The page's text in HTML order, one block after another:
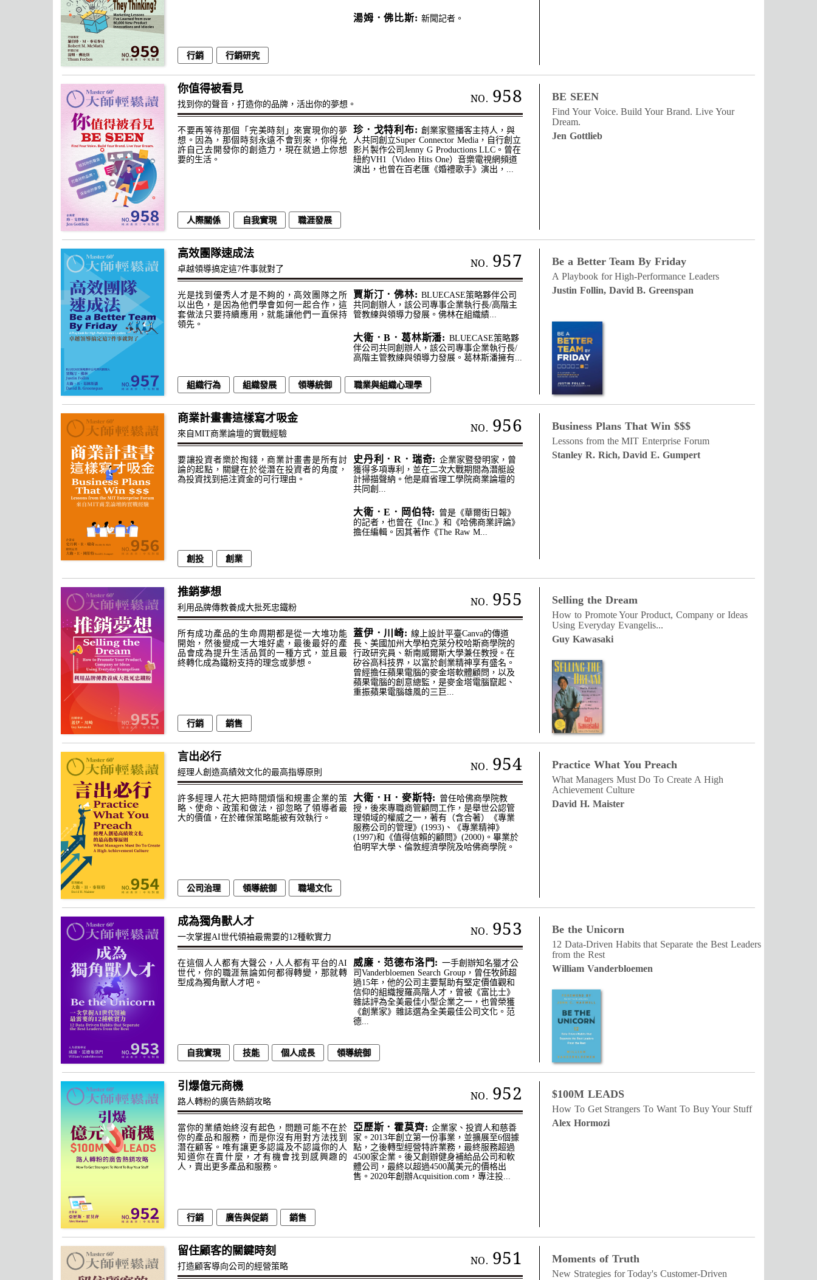
湯姆．佛比斯: 新聞記者。
行銷 行銷研究
你值得被看見
找到你的聲音，打造你的品牌，活出你的夢想。 NO. 958
不要再等待那個「完美時刻」來實現你的夢
想。因為，那個時刻永遠不會到來，你得允
許自己去開發你的創造力，現在就過上你想
要的生活。
珍．戈特利布: 創業家暨播客主持人，與
人共同創立Super Connector Media，自行創立
影片製作公司Jenny G Productions LLC。曾在
紐約VH1（Video Hits One）音樂電視網頻道
演出，也曾在百老匯《婚禮歌手》演出，...
人際關係 自我實現 職涯發展
BE SEEN
Find Your Voice. Build Your Brand. Live Your
Dream.
Jen Gottlieb
高效團隊速成法
卓越領導搞定這7件事就對了 NO. 957
光是找到優秀人才是不夠的，高效團隊之所
以出色，是因為他們學會如何一起合作，這
套做法只要持續應用，就能讓他們一直保持
領先。
賈斯汀．佛林: BLUECASE策略夥伴公司
共同創辦人，該公司專事企業執行長/高階主
管教練與領導力發展。佛林在組織績...
大衛．B．葛林斯潘: BLUECASE策略夥
伴公司共同創辦人，該公司專事企業執行長/
高階主管教練與領導力發展。葛林斯潘擁有...
組織行為 組織發展 領導統御 職業與組織心理學
Be a Better Team By Friday
A Playbook for High-Performance Leaders
Justin Follin, David B. Greenspan
商業計畫書這樣寫才吸金
來自MIT商業論壇的實戰經驗 NO. 956
要讓投資者樂於掏錢，商業計畫書是所有討
論的起點，關鍵在於從潛在投資者的角度，
為投資找到挹注資金的可行理由。
史丹利．R．瑞奇: 企業家暨發明家，曾
獲得多項專利，並在二次大戰期間為潛艇設
計掃描聲納。他是麻省理工學院商業論壇的
共同創...
大衛．E．岡伯特: 曾是《華爾街日報》
的記者，也曾在《Inc.》和《哈佛商業評論》
擔任編輯。因其著作《The Raw M...
創投 創業
Business Plans That Win $$$
Lessons from the MIT Enterprise Forum
Stanley R. Rich, David E. Gumpert
推銷夢想
利用品牌傳教養成大批死忠鐵粉 NO. 955
所有成功產品的生命周期都是從一大堆功能
開始，然後變成一大堆好處，最後最好的產
品會成為提升生活品質的一種方式，並且最
終轉化成為鐵粉支持的理念或夢想。
蓋伊．川崎: 線上設計平臺Canva的傳道
長、美國加州大學柏克萊分校哈斯商學院的
行政研究員、新南威爾斯大學兼任教授。在
矽谷高科技界，以富於創業精神享有盛名。
曾經擔任蘋果電腦的麥金塔軟體顧問，以及
蘋果電腦的創意總監，是麥金塔電腦竄起、
重振蘋果電腦雄風的三巨...
行銷 銷售
Selling the Dream
How to Promote Your Product, Company or Ideas
Using Everyday Evangelis...
Guy Kawasaki
言出必行
經理人創造高績效文化的最高指導原則 NO. 954
許多經理人花大把時間煩惱和規畫企業的策
略、使命、政策和做法，卻忽略了領導者最
大的價值，在於確保策略能被有效執行。
大衛．H．麥斯特: 曾任哈佛商學院教
授，後來專職商管顧問工作，是舉世公認管
理領域的權威之一，著有（含合著）《專業
服務公司的管理》(1993)、《專業精神》
(1997)和《值得信賴的顧問》(2000)。畢業於
伯明罕大學、倫敦經濟學院及哈佛商學院。
公司治理 領導統御 職場文化
Practice What You Preach
What Managers Must Do To Create A High
Achievement Culture
David H. Maister
成為獨角獸人才
一次掌握AI世代領袖最需要的12種軟實力 NO. 953
在這個人人都有大聲公，人人都有平台的AI
世代，你的職涯無論如何都得轉變，那就轉
型成為獨角獸人才吧。
威廉．范德布洛門: 一手創辦知名獵才公
司Vanderbloemen Search Group，曾任牧師超
過15年，他的公司主要幫助有堅定價值觀和
信仰的組織搜羅高階人才，曾被《富比士》
雜誌評為全美最佳小型企業之一，也曾榮獲
《創業家》雜誌選為全美最佳公司文化。范
德...
自我實現 技能 個人成長 領導統御
Be the Unicorn
12 Data-Driven Habits that Separate the Best Leaders
from the Rest
William Vanderbloemen
引爆億元商機
路人轉粉的廣告熱銷攻略 NO. 952
當你的業績始終沒有起色，問題可能不在於
你的產品和服務，而是你沒有用對方法找到
潛在顧客。唯有讓更多認識及不認識你的人
知道你在賣什麼，才有機會找到感興趣的
人，賣出更多產品和服務。
亞歷斯．霍莫齊: 企業家、投資人和慈善
家。2013年創立第一份事業，並擴展至6個據
點，之後轉型經營特許業務，最終服務超過
4500家企業。後又創辦健身補給品公司和軟
體公司，最終以超過4500萬美元的價格出
售。2020年創辦Acquisition.com，專注投...
行銷 廣告與促銷 銷售
$100M LEADS
How To Get Strangers To Want To Buy Your Stuff
Alex Hormozi
留住顧客的關鍵時刻
打造顧客導向公司的經營策略 NO. 951 Moments of Truth
New Strategies for Today's Customer-Driven